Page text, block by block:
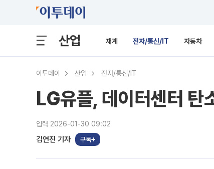
산업 재계 전자/통신/IT 자동차
이투데이 산업 전자/통신/IT
LG유플, 데이터센터
입력 2026-01-30 09:02
김연진 기자 구독